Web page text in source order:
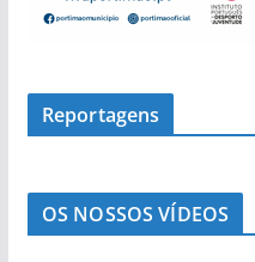
Reportagens
OS NOSSOS VÍDEOS